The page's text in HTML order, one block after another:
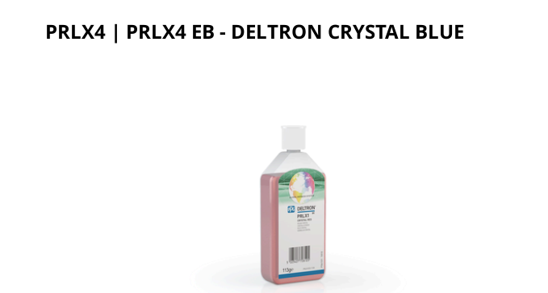
PRLX4 | PRLX4 EB - DELTRON CRYSTAL BLUE